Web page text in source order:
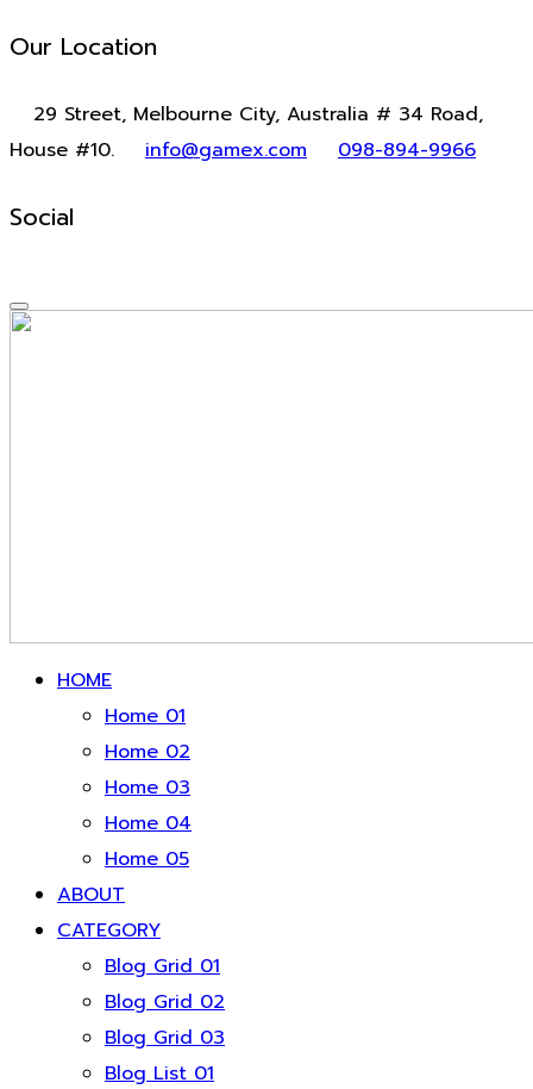
Our Location
29 Street, Melbourne City, Australia # 34 Road,
House #10.
info@gamex.com 098-894-9966
Social
HOME
Home 01
Home 02
Home 03
Home 04
Home 05
ABOUT
CATEGORY
Blog Grid 01
Blog Grid 02
Blog Grid 03
Blog List 01